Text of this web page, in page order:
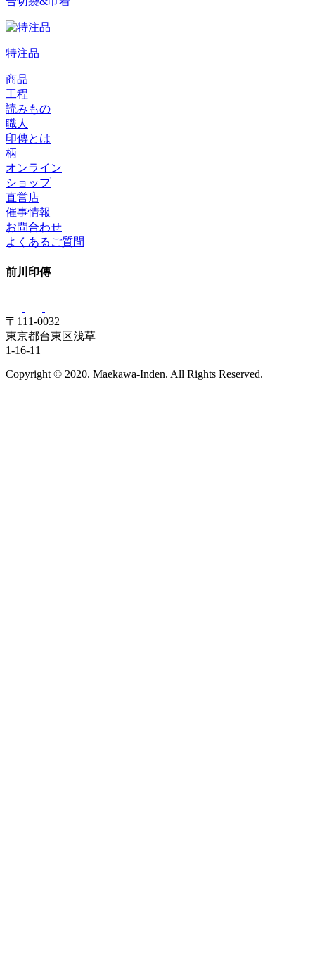
特注品
商品
工程
読みもの
職人
印傳とは
柄
オンライン
ショップ
直営店
催事情報
お問合わせ
よくあるご質問
前川印傳
〒111-0032
東京都台東区浅草
1-16-11
Copyright © 2020. Maekawa-Inden. All Rights Reserved.